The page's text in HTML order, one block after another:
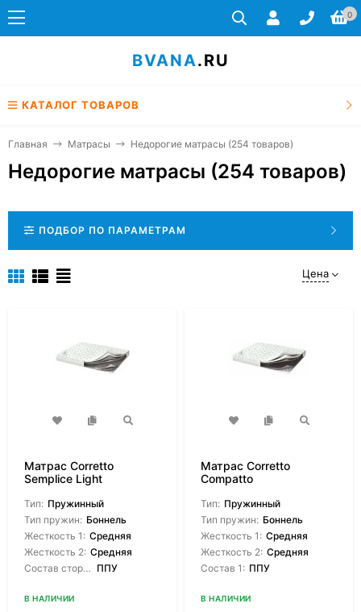
0
BVANA.RU
КАТАЛОГ ТОВАРОВ
Главная Матрасы Недорогие матрасы (254 товаров)
Недорогие матрасы (254 товаров)
ПОДБОР ПО ПАРАМЕТРАМ
Цена
Матрас Corretto
Semplice Light
Тип: Пружинный
Тип пружин: Боннель
Жесткость 1: Средняя
Жесткость 2: Средняя
Состав сторон: ППУ
В НАЛИЧИИ
Матрас Corretto
Compatto
Тип: Пружинный
Тип пружин: Боннель
Жесткость 1: Средняя
Жесткость 2: Средняя
Состав 1: ППУ
В НАЛИЧИИ